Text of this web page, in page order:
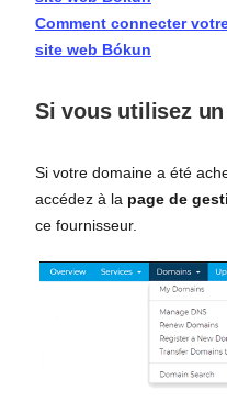
Comment connecter
site web Bókun
Si vous utilisez
Si votre domaine a été
accédez à la page de
ce fournisseur.